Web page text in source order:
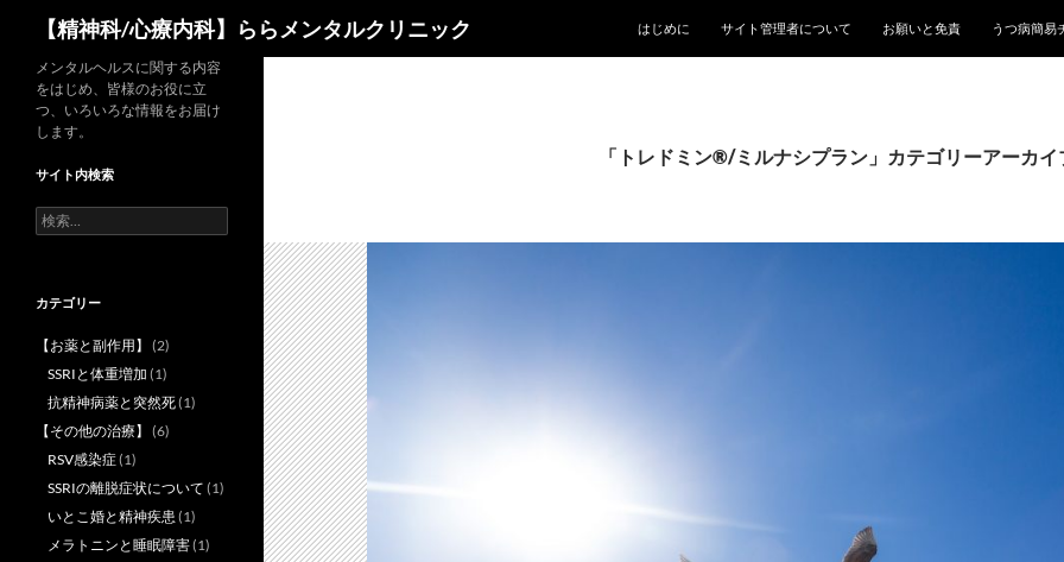
【精神科/心療内科】ららメンタルクリニック はじめに サイト管理者について お願いと免責 うつ病簡易
「トレドミン®/ミルナシプラン」カテゴリーアーカイ
メンタルヘルスに関する内容
をはじめ、皆様のお役に立
つ、いろいろな情報をお届け
します。
サイト内検索
検
索:
カテゴリー
【お薬と副作用】
(2)
SSRIと体重増加 (1)
抗精神病薬と突然死(1)
【その他の治療】
(6)
RSV感染症(1)
SSRIの離脱症状について (1)
いとこ婚と精神疾患 (1)
メラトニンと睡眠障害(1)